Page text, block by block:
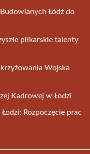
Łódź do
piłkarskie talenty
Wojska
Kadrowej w Łodzi
Rozpoczęcie prac